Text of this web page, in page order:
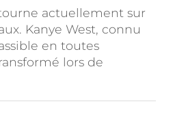
actuellement sur
Kanye West, connu
en toutes
lors de